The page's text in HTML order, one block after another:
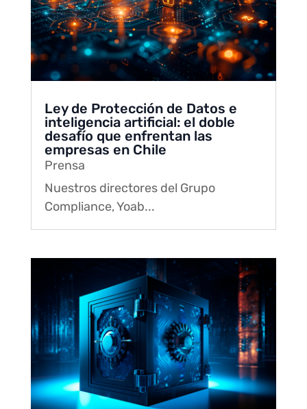
Ley de Protección de Datos e
inteligencia artificial: el doble
desafío que enfrentan las
empresas en Chile
Prensa
Nuestros directores del Grupo
Compliance, Yoab...